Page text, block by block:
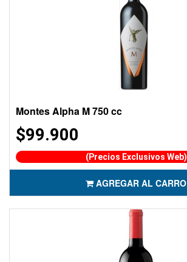
Montes Alpha M 750 cc
$99.900
(Precios Exclusivos Web)
AGREGAR AL CARRO